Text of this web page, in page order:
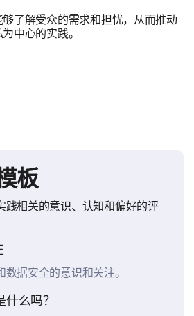
了解受众的需求和担忧，从而推动
中心的实践。
板
践相关的意识、认知和偏好的评
据安全的意识和关注。
么吗？